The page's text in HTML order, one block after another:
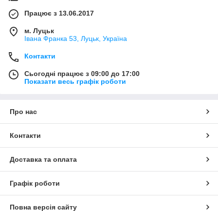
Працює з 13.06.2017
м. Луцьк
Івана Франка 53, Луцьк, Україна
Контакти
Сьогодні працює з 09:00 до 17:00
Показати весь графік роботи
Про нас
Контакти
Доставка та оплата
Графік роботи
Повна версія сайту